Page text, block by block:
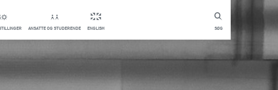
SØG
ANSATTE OG STUDERENDE ENGLISH